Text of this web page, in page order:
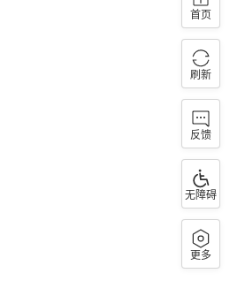
首页
刷新
反馈
无障碍
更多